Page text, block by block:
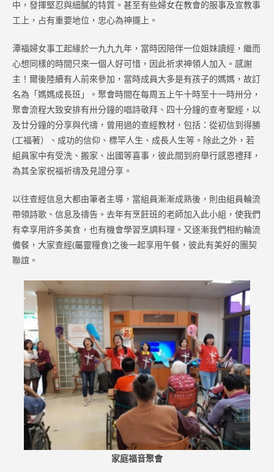
中，發揮堅忍與細膩的特質。甚至有些婦女在教會的服事及宣教事
工上，占有重要地位，忠心為神擺上。
潭福婦女事工起緣於一九九九年，當時因陪伴一位姐妹讀經，繼而
心想同樣的時間只來一個人好可惜，因此祈求神領人加入。感謝
主！爾後陸續有人前來參加，當時成員大多是有孩子的媽媽，故訂
名為「媽媽成長班」。聚會時間在每周五上午十時至十一時卅分，
聚會流程大致安排有卅分鐘的唱詩敬拜、四十分鐘的查考聖經，以
及廿分鐘的分享與代禱，曾用過的查經教材，包括：從初信到得勝
(工福著）、成功的信仰、標竿人生、成長人生等。除此之外，若
組員家中有受洗、搬家、出國等喜事，彼此間到府舉行感恩禮拜，
為其全家祝福祈禱及見證分享。
以往查經信息大都由筆者主導，當組員漸漸成熟後，則由組員輪流
帶領詩歌、信息及禱告。去年有烹飪班的老師加入此小組，使我們
有幸享用許多美食，也有機會學習烹調料理。又逐漸我們相約輪流
備餐，大家查經(屬靈糧食)之後一起享用午餐，彼此有美好的團契
聯誼。
家庭福音聚會